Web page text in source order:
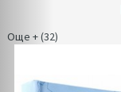
Още + (32)